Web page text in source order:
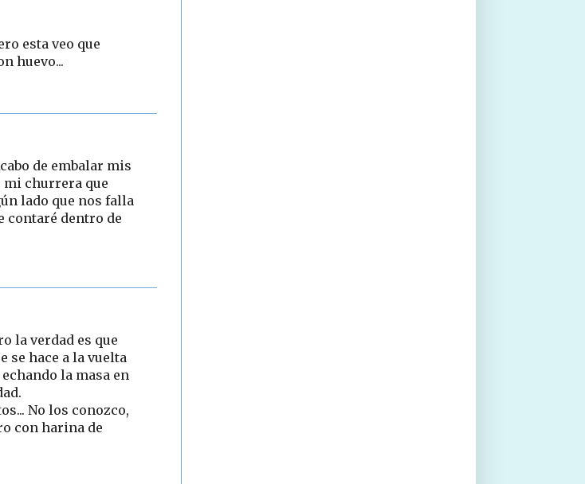
esta veo que
huevo...
de embalar mis
mi churrera que
lado que nos falla
contaré dentro de
la verdad es que
se hace a la vuelta
la masa en
No los conozco,
con harina de